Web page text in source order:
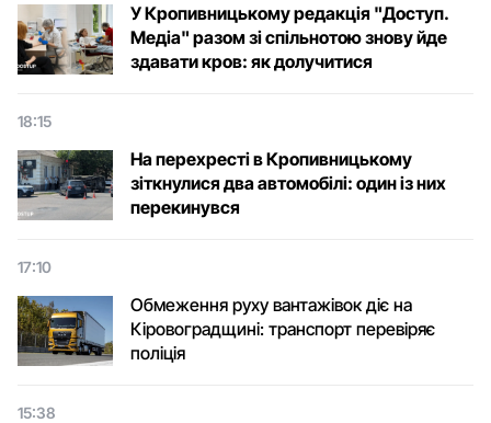
У Кропивницькому редакція "Доступ.
Медіа" разом зі спільнотою знову йде
здавати кров: як долучитися
18:15
На перехресті в Кропивницькому
зіткнулися два автомобілі: один із них
перекинувся
17:10
Обмеження руху вантажівок діє на
Кіровоградщині: транспорт перевіряє
поліція
15:38